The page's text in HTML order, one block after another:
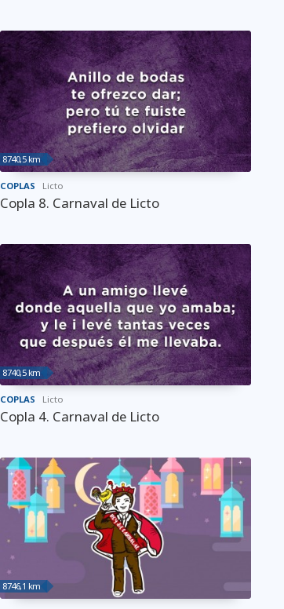
8740,5 km
COPLAS Licto
Copla 8. Carnaval de Licto
8740,5 km
COPLAS Licto
Copla 4. Carnaval de Licto
8746,1 km